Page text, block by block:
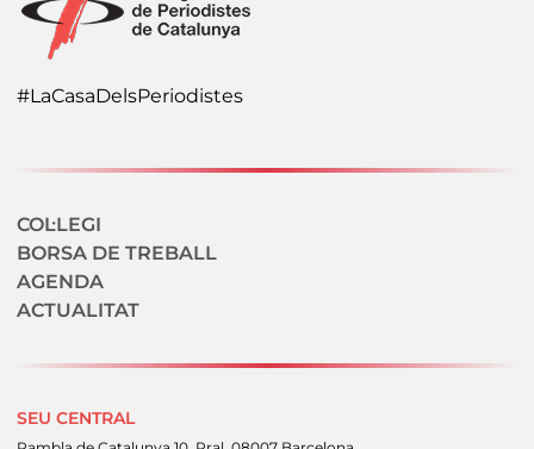
#LaCasaDelsPeriodistes
Navegació secundaria
COL·LEGI
BORSA DE TREBALL
AGENDA
ACTUALITAT
SEU CENTRAL